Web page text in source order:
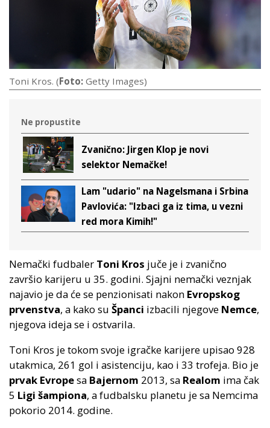
Toni Kros. (Foto: Getty Images)
Ne propustite
Zvanično: Jirgen Klop je novi
selektor Nemačke!
Lam "udario" na Nagelsmana i Srbina
Pavlovića: "Izbaci ga iz tima, u vezni
red mora Kimih!"
Nemački fudbaler Toni Kros juče je i zvanično
završio karijeru u 35. godini. Sjajni nemački veznjak
najavio je da će se penzionisati nakon Evropskog
prvenstva, a kako su Španci izbacili njegove Nemce,
njegova ideja se i ostvarila.
Toni Kros je tokom svoje igračke karijere upisao 928
utakmica, 261 gol i asistenciju, kao i 33 trofeja. Bio je
prvak Evropesa Bajernom 2013, sa Realom ima čak
5 Ligi šampiona, a fudbalsku planetu je sa Nemcima
pokorio 2014. godine.